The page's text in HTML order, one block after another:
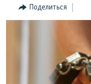
Вернутся
КЫРГЫЗЧА
Все сайты РСЕ/РС
Поделиться